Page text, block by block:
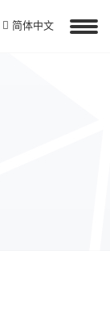
简体中文